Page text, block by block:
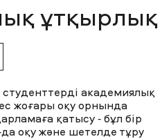
ұтқырлық
академиялық
жоғары оқу орнында
қатысу - бұл бір
оқу және шетелде тұру